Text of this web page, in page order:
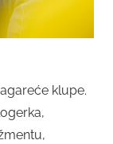
klupe.